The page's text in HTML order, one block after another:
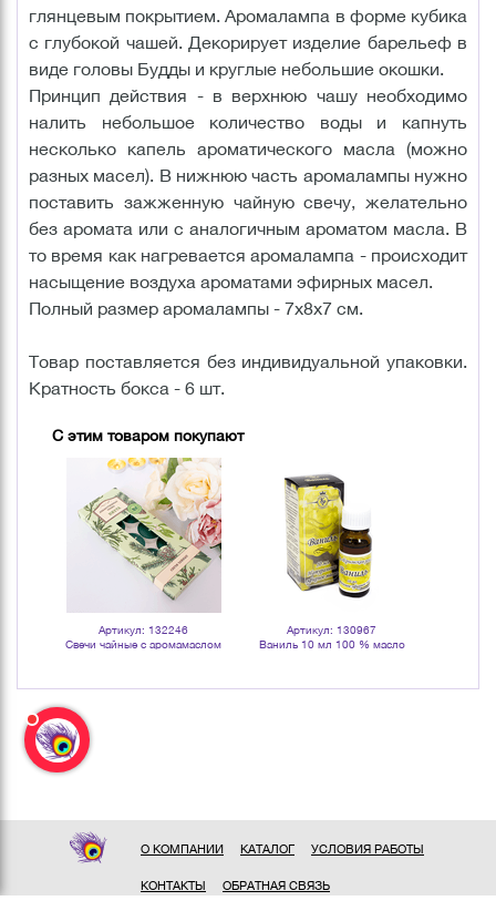
глянцевым покрытием. Аромалампа в форме кубика
с глубокой чашей. Декорирует изделие барельеф в
виде головы Будды и круглые небольшие окошки.
Принцип действия - в верхнюю чашу необходимо
налить небольшое количество воды и капнуть
несколько капель ароматического масла (можно
разных масел). В нижнюю часть аромалампы нужно
поставить зажженную чайную свечу, желательно
без аромата или с аналогичным ароматом масла. В
то время как нагревается аромалампа - происходит
насыщение воздуха ароматами эфирных масел.
Полный размер аромалампы - 7х8х7 см.
Товар поставляется без индивидуальной упаковки.
Кратность бокса - 6 шт.
С этим товаром покупают
Артикул: 132246
Свечи чайные с аромамаслом
Артикул: 130967
Ваниль 10 мл 100 % масло
О КОМПАНИИ КАТАЛОГ УСЛОВИЯ РАБОТЫ
КОНТАКТЫ ОБРАТНАЯ СВЯЗЬ